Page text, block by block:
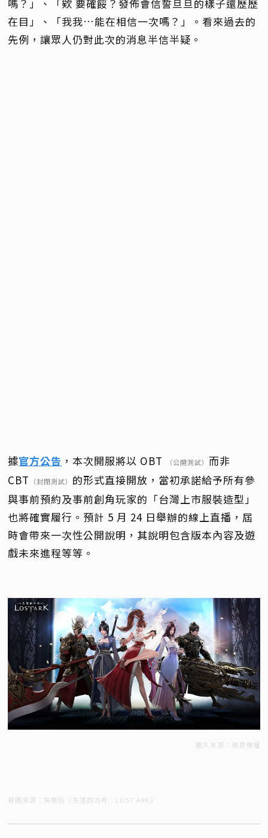
嗎？」、「欸 要確餒？發佈會信誓旦旦的樣子還歷歷
在目」、「我我…能在相信一次嗎？」。看來過去的
先例，讓眾人仍對此次的消息半信半疑。
據官方公告 ，本次開服將以 OBT （公開測試） 而非
CBT
（封閉測試） 的形式直接開放，當初承諾給予所有參
與事前預約及事前創角玩家的「台灣上市服裝造型」
也將確實履行。預計 5 月 24 日舉辦的線上直播，屆
時會帶來一次性公開說明，其說明包含版本內容及遊
戲未來進程等等。
圖片來源：樂意傳播
首圖來源：快樂玩《失落的方舟：LOST ARK》